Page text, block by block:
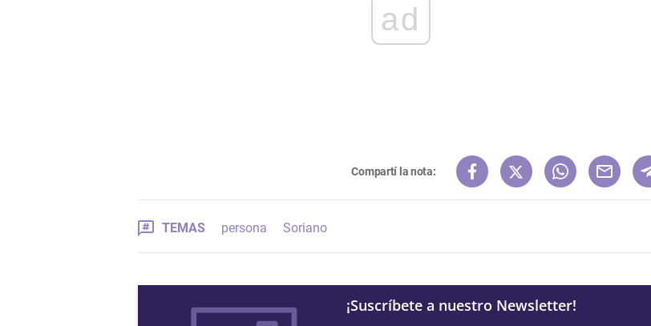
ad
Compartí la nota:
TEMAS persona Soriano
¡Suscríbete a nuestro Newsletter!